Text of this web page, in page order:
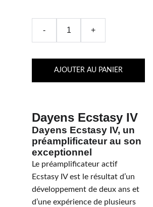
- +
AJOUTER AU PANIER
Dayens Ecstasy IV
Dayens Ecstasy IV, un
préamplificateur au son
exceptionnel
Le préamplificateur actif
Ecstasy IV est le résultat d’un
développement de deux ans et
d’une expérience de plusieurs